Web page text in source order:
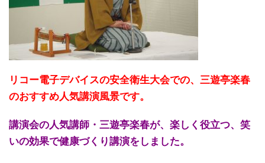
リコー電子デバイスの安全衛生大会での、三遊亭楽春
のおすすめ人気講演風景です。
講演会の人気講師・三遊亭楽春が、楽しく役立つ、笑
いの効果で健康づくり講演をしました。